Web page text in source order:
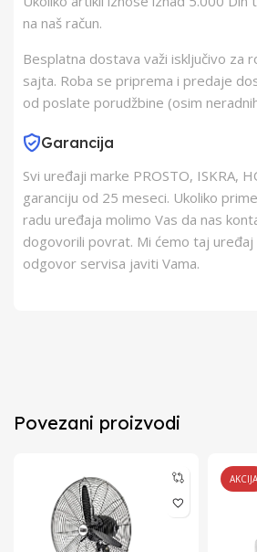
Barkod
na naš račun.
Besplatna dostava važi isključivo za
sajta. Roba se priprema i predaje
od poslate porudžbine (osim
Garancija
Svi uređaji marke PROSTO, ISKRA,
garanciju od 25 meseci. Ukoliko
radu uređaja molimo Vas da nas
dogovorili povrat. Mi ćemo taj
odgovor servisa javiti Vama.
Povezani proizvodi